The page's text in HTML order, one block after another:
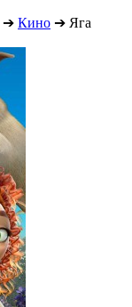
➔ Кино ➔ Яга